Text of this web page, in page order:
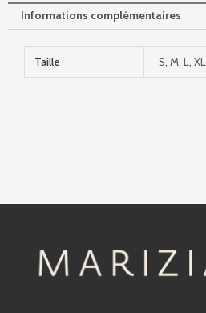
Informations complémentaires
Taille S, M, L, XL